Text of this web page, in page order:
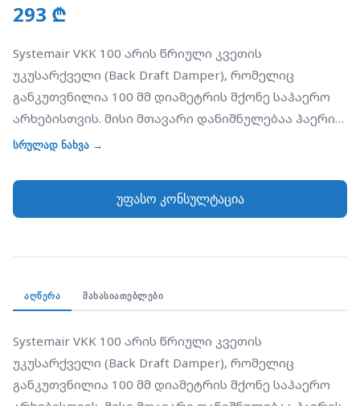
293 ₾
Systemair VKK 100 არის წრიული კვეთის
უკუსარქველი (Back Draft Damper), რომელიც
განკუთვნილია 100 მმ დიამეტრის მქონე საჰაერო
არხებისთვის. მისი მთავარი დანიშნულებაა ჰაერის
უკუნაკადის თავიდან აცილება, როდესაც
განსხვავებით, რომელიც კედელზე მონტაჟდება,
VKK სპეციალურად შექმნილია უშუალოდ საჰაერო
ვენტილატორის გაჩერებისას ავტომატურად
იხურება. კორპუსი დამზადებულია გალვანიზებული
ფოლადისგან, რაც უზრუნველყოფს მის სიმყარესა
და გამძლეობას.
სრულად ნახვა →
უფასო კონსულტაცია
ᲐᲦᲬᲔᲠᲐ ᲛᲐᲮᲐᲡᲘᲐᲗᲔᲑᲚᲔᲑᲘ
Systemair VKK 100 არის წრიული კვეთის
უკუსარქველი (Back Draft Damper), რომელიც
განკუთვნილია 100 მმ დიამეტრის მქონე საჰაერო